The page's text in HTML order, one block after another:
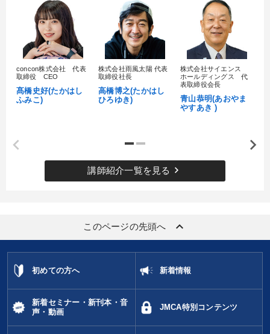
concon株式会社 代表
取締役 CEO
髙橋史好(たかはし
ふみこ)
株式会社雨風太陽 代表
取締役社長
高橋博之(たかはし
ひろゆき)
株式会社サイエンス
ホールディングス 代
表取締役会長
青山恭明(あおやま
やすあき )
講師紹介一覧を見る keyboard_arrow_right
このページの先頭へ keyboard_arrow_up
初めての方へ 新着情報
新着セミナー・新刊本・音
声・動画
JMCA特別コンテンツ